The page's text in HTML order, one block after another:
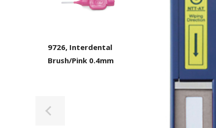
9726, Interdental
Brush/Pink 0.4mm